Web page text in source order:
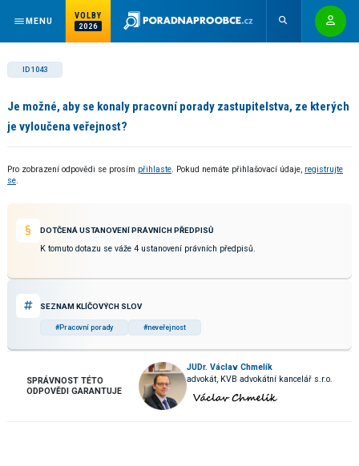
MENU
VOLBY
2026
ID 1043
Je možné, aby se konaly pracovní porady zastupitelstva, ze kterých
je vyloučena veřejnost?
Pro zobrazení odpovědi se prosím přihlaste. Pokud nemáte přihlašovací údaje, registrujte
se.
DOTČENÁ USTANOVENÍ PRÁVNÍCH PŘEDPISŮ
K tomuto dotazu se váže 4 ustanovení právních předpisů.
SEZNAM KLÍČOVÝCH SLOV
#Pracovní porady #neveřejnost
SPRÁVNOST TÉTO
ODPOVĚDI GARANTUJE
JUDr. Václav Chmelík
advokát, KVB advokátní kancelář s.r.o.